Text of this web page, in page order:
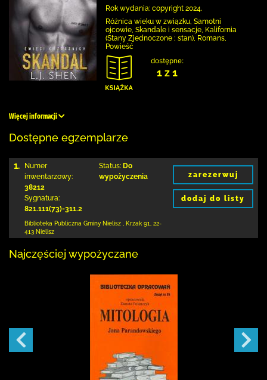
Rok wydania: copyright 2024.
Różnica wieku w związku, Samotni
ojcowie, Skandale i sensacje, Kalifornia
(Stany Zjednoczone ; stan), Romans,
Powieść
dostępne:
1 z 1
Więcej informacji
Dostępne egzemplarze
1.
Numer
inwentarzowy:
38212
Sygnatura:
821.111(73)-311.2
Status: Do
wypożyczenia
Biblioteka Publiczna Gminy Nielisz Krzak 91
22-
413 Nielisz
zarezerwuj
dodaj do listy
Najczęściej wypożyczane